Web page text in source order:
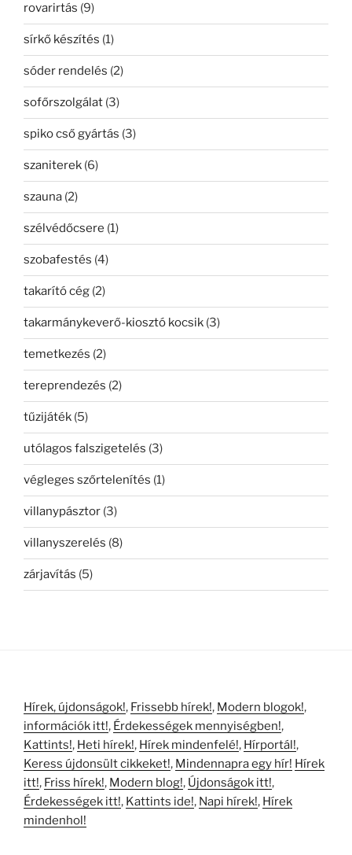
rovarirtás (9)
sírkő készítés (1)
sóder rendelés (2)
sofőrszolgálat (3)
spiko cső gyártás (3)
szaniterek (6)
szauna (2)
szélvédőcsere (1)
szobafestés (4)
takarító cég (2)
takarmánykeverő-kiosztó kocsik (3)
temetkezés (2)
tereprendezés (2)
tűzijáték (5)
utólagos falszigetelés (3)
végleges szőrtelenítés (1)
villanypásztor (3)
villanyszerelés (8)
zárjavítás (5)
Hírek, újdonságok!, Frissebb hírek!, Modern blogok!,
információk itt!, Érdekességek mennyiségben!,
Kattints!, Heti hírek!, Hírek mindenfelé!, Hírportál!,
Keress újdonsült cikkeket!, Mindennapra egy hír! Hírek
itt!, Friss hírek!, Modern blog!, Újdonságok itt!,
Érdekességek itt!, Kattints ide!, Napi hírek!, Hírek
mindenhol!